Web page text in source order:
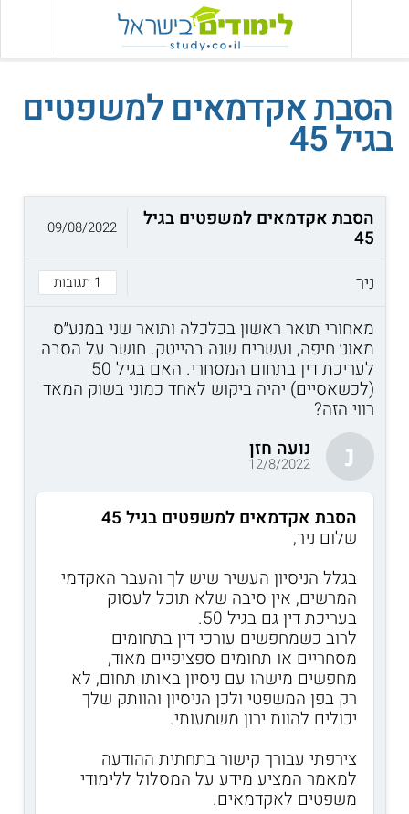
הסבת אקדמאים למשפטים
בגיל 45
הסבת אקדמאים למשפטים בגיל
45
ניר
1 תגובות
09/08/2022
מאחורי תואר ראשון בכלכלה ותואר שני במנע״ס
מאונ׳ חיפה, ועשרים שנה בהייטק. חושב על הסבה
לעריכת דין בתחום המסחרי. האם בגיל 50
(לכשאסיים) יהיה ביקוש לאחד כמוני בשוק המאד
רווי הזה?
נ נועה חזן
12/8/2022
הסבת אקדמאים למשפטים בגיל 45
שלום ניר,
בגלל הניסיון העשיר שיש לך והעבר האקדמי
המרשים, אין סיבה שלא תוכל לעסוק
בעריכת דין גם בגיל 50.
לרוב כשמחפשים עורכי דין בתחומים
מסחריים או תחומים ספציפיים מאוד,
מחפשים מישהו עם ניסיון באותו תחום, לא
רק בפן המשפטי ולכן הניסיון והוותק שלך
יכולים להוות ירון משמעותי.
צירפתי עבורך קישור בתחתית ההודעה
למאמר המציע מידע על המסלול ללימודי
משפטים לאקדמאים.